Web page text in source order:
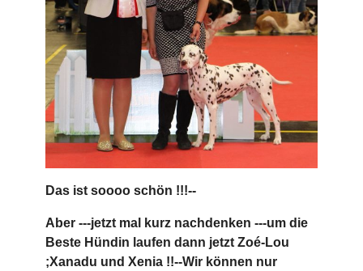
Das ist soooo schön !!!--
Aber ---jetzt mal kurz nachdenken ---um die
Beste Hündin laufen dann jetzt Zoé-Lou
;Xanadu und Xenia !!--Wir können nur